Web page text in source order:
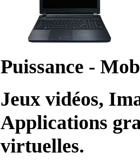
Puissance -
Jeux vidéos,
Applications
virtuelles.